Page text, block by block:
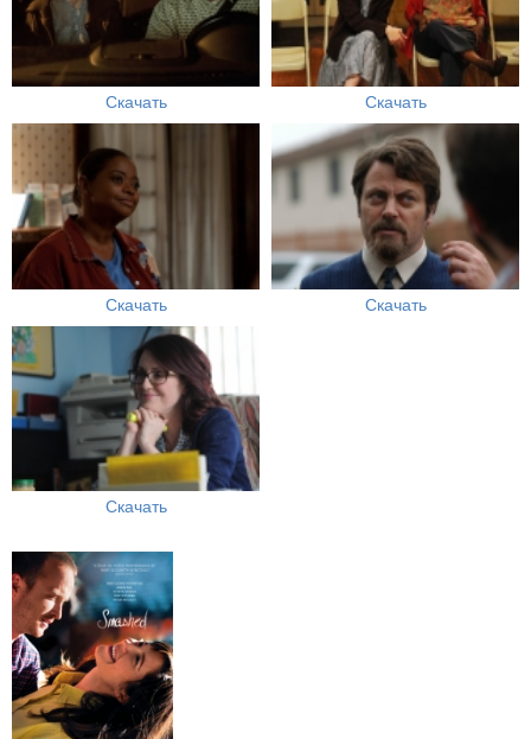
Скачать Скачать
Скачать Скачать
Скачать